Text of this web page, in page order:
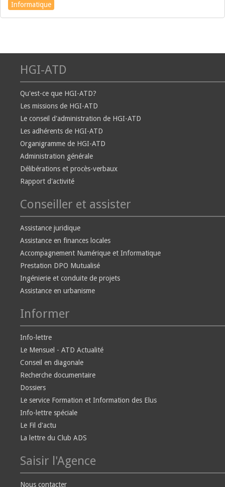
Informatique
HGI-ATD
Qu'est-ce que HGI-ATD?
Les missions de HGI-ATD
Le conseil d'administration de HGI-ATD
Les adhérents de HGI-ATD
Organigramme de HGI-ATD
Administration générale
Délibérations et procès-verbaux
Rapport d'activité
Conseiller et assister
Assistance juridique
Assistance en finances locales
Accompagnement Numérique et Informatique
Prestation DPO Mutualisé
Ingénierie et conduite de projets
Assistance en urbanisme
Informer
Info-lettre
Le Mensuel - ATD Actualité
Conseil en diagonale
Recherche documentaire
Dossiers
Le service Formation et Information des Elus
Info-lettre spéciale
Le Fil d'actu
La lettre du Club ADS
Saisir l'Agence
Nous contacter